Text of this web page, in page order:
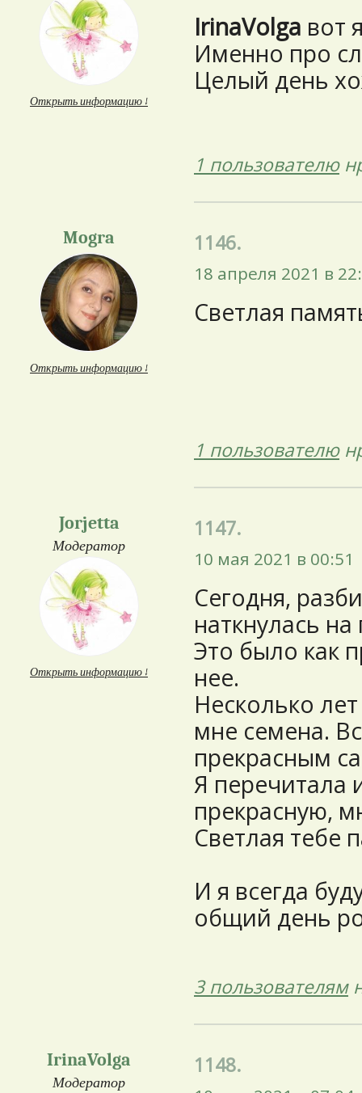
Открыть информацию ↓
IrinaVolga вот
Именно про
Целый день
1 пользователю
Mogra
Открыть информацию ↓
1146.
18 апреля 2021 в
Светлая
1 пользователю
Jorjetta
Модератор
Открыть информацию ↓
1147.
10 мая 2021 в 00:51
Сегодня,
наткнулась
Это было как
нее.
Несколько
мне семена.
прекрасным
Я перечитала
прекрасную,
Светлая тебе
И я всегда
общий день
3 пользователям
IrinaVolga
Модератор
1148.